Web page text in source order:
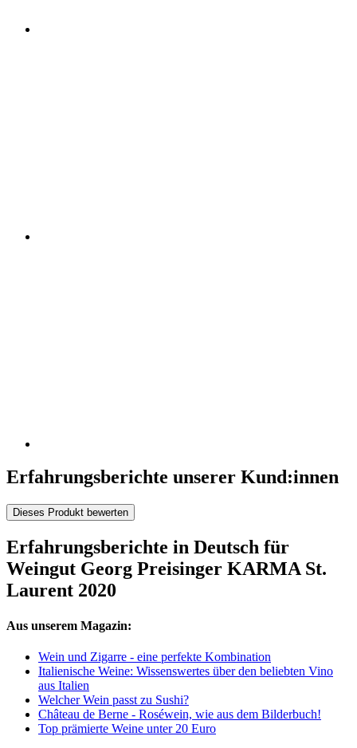
Erfahrungsberichte unserer Kund:innen
Dieses Produkt bewerten
Erfahrungsberichte in Deutsch für
Weingut Georg Preisinger KARMA St.
Laurent 2020
Aus unserem Magazin:
Wein und Zigarre - eine perfekte Kombination
Italienische Weine: Wissenswertes über den beliebten Vino
aus Italien
Welcher Wein passt zu Sushi?
Château de Berne - Roséwein, wie aus dem Bilderbuch!
Top prämierte Weine unter 20 Euro